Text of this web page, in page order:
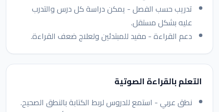
تدريب حسب الفصل - يمكن دراسة كل درس والتدرب
عليه بشكل مستقل.
دعم القراءة - مفيد للمبتدئين ولعلاج ضعف القراءة.
التعلم بالقراءة الصوتية
نطق عربي - استمع للدروس لربط الكتابة بالنطق الصحيح.